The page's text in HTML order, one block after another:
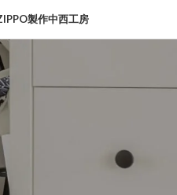
製作中西工房